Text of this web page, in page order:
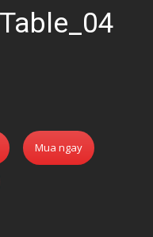
Mua ngay